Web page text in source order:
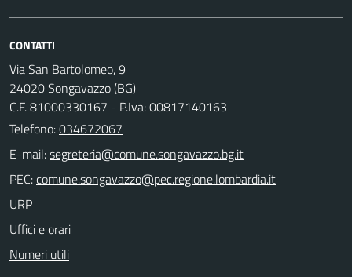
CONTATTI
Via San Bartolomeo, 9
24020 Songavazzo (BG)
C.F. 81000330167 - P.Iva: 00817140163
Telefono:034672067
E-mail:
PEC:
URP
Uffici e orari
Numeri utili